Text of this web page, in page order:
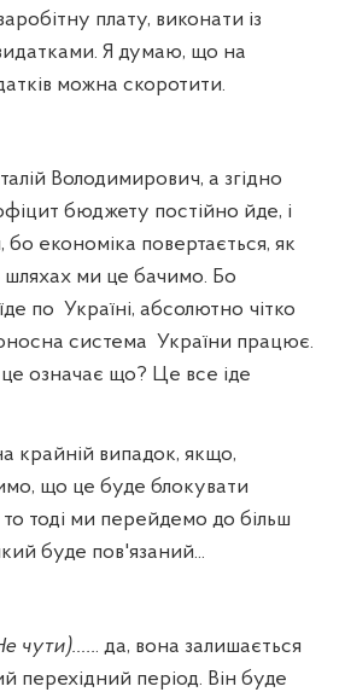
плату, виконати із
Я думаю, що на
можна скоротити.
Володимирович, а згідно
бюджету постійно йде, і
бо економіка повертається, як
ми це бачимо. Бо
по Україні, абсолютно чітко
система України працює.
означає що? Це все іде
крайній випадок, якщо,
що це буде блокувати
тоді ми перейдемо до більш
буде пов'язаний...
чути)…... да, вона залишається
перехідний період. Він буде